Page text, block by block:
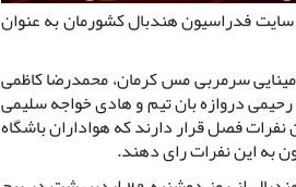
فدراسیون هندبال کشورمان به عنوان
سرمربی مس کرمان، محمدرضا کاظمی
دروازه بان تیم و هادی خواجه سلیمی
فصل قرار دارند که هواداران باشگاه
به این نفرات رای دهند.